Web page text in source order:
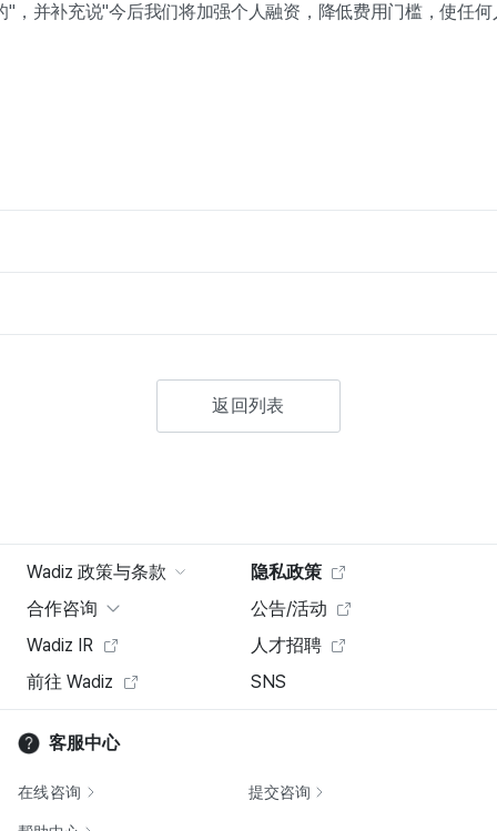
并补充说"今后我们将加强个人融资，降低费用门槛，使任何
返回列表
Wadiz 政策与条款
隐私政策
合作咨询
公告/活动
Wadiz IR
人才招聘
前往 Wadiz
SNS
客服中心
在线咨询 提交咨询